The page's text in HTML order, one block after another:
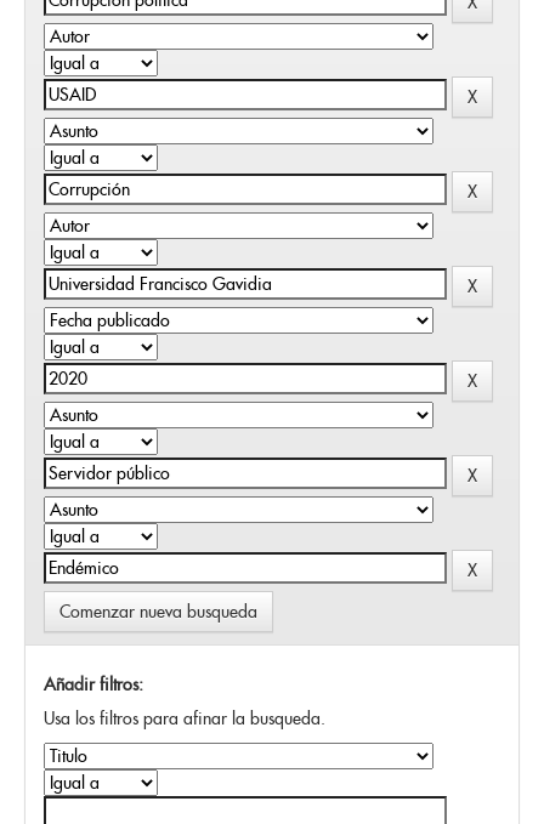
Comenzar nueva busqueda
Añadir filtros:
Usa los filtros para afinar la busqueda.